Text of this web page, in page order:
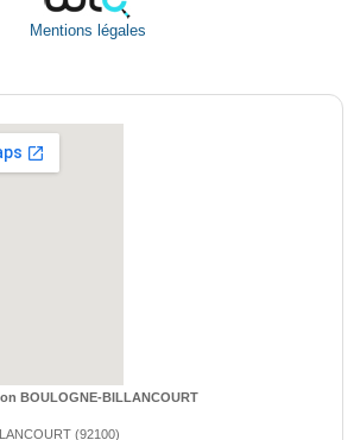
Mentions légales
BOULOGNE-BILLANCOURT
(92100)